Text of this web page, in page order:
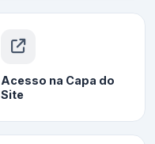
Acesso na Capa do
Site